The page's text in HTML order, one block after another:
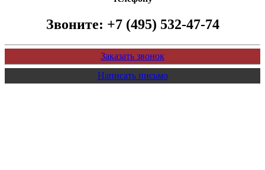
Звоните: +7 (495) 532-47-74
Заказать звонок
Написать письмо